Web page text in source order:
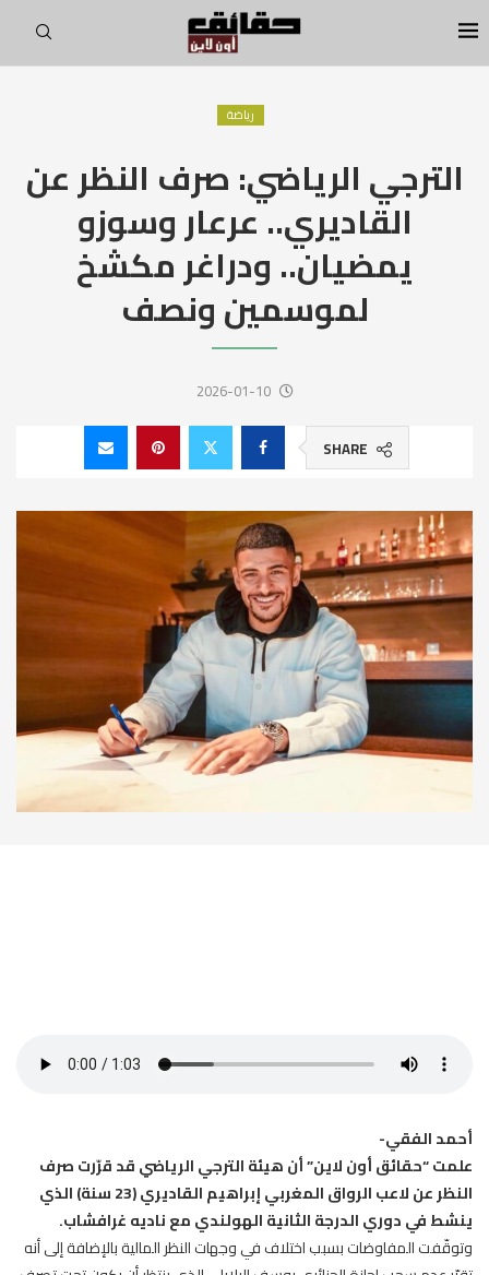
رياضة
الترجي الرياضي: صرف النظر عن
القاديري.. عرعار وسوزو
يمضيان.. ودراغر مكشخ
لموسمين ونصف
2026-01-10
SHARE
أحمد الفقي-
علمت “حقائق أون لاين” أن هيئة الترجي الرياضي قد قرّرت صرف
النظر عن لاعب الرواق المغربي إبراهيم القاديري (23 سنة) الذي
ينشط في دوري الدرجة الثانية الهولندي مع ناديه غرافشاب.
وتوقّفت المفاوضات بسبب اختلاف في وجهات النظر المالية بالإضافة إلى أنه